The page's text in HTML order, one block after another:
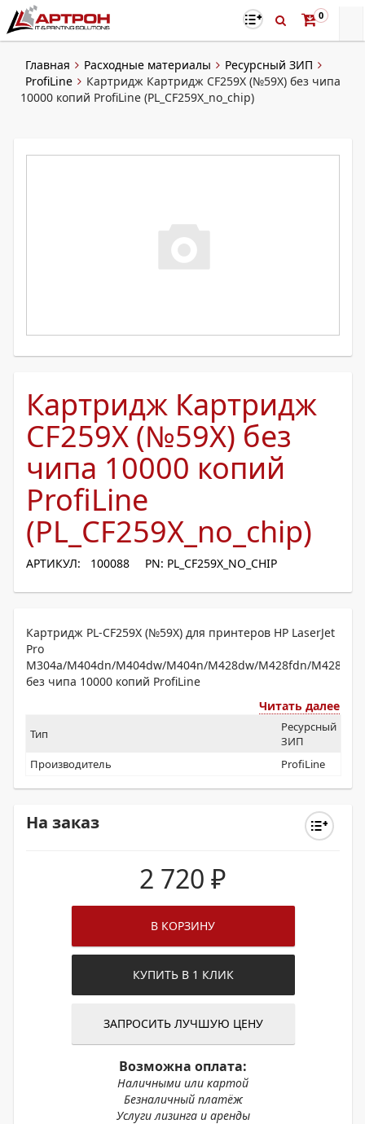
0
Главная Расходные материалы
Ресурсный ЗИП
ProfiLine
Картридж Картридж CF259X (№59X) без чипа
10000 копий ProfiLine (PL_CF259X_no_chip)
Картридж Картридж
CF259X (№59X) без
чипа 10000 копий
ProfiLine
(PL_CF259X_no_chip)
АРТИКУЛ: 100088 PN: PL_CF259X_NO_CHIP
Картридж PL-CF259X (№59X) для принтеров HP LaserJet
Pro
M304a/M404dn/M404dw/M404n/M428dw/M428fdn/M428fdw
без чипа 10000 копий ProfiLine
Читать далее
Тип
Ресурсный
ЗИП
Производитель
ProfiLine
На заказ
2 720 ₽
В КОРЗИНУ
КУПИТЬ В 1 КЛИК
ЗАПРОСИТЬ ЛУЧШУЮ ЦЕНУ
Возможна оплата:
Наличными или картой
Безналичный платёж
Услуги лизинга и аренды